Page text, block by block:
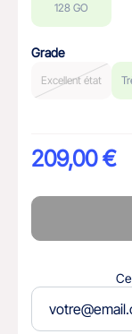
128 GO
Grade
Excellent état
209,00 €